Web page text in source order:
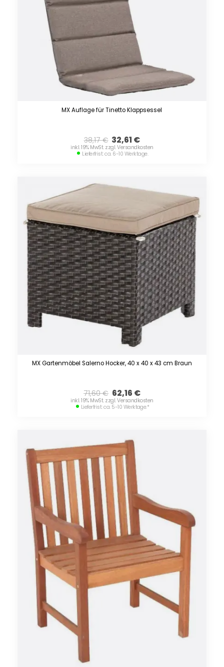
MX Auflage für Tinetto Klappsessel
38,17€ 32,61 €
inkl. 19% MwSt. zzgl. Versandkosten
Lieferfrist: ca. 6-10 Werktage.
MX Gartenmöbel Salerno Hocker, 40 x 40 x 43 cm Braun
71,60€ 62,16 €
inkl. 19% MwSt. zzgl. Versandkosten
Lieferfrist: ca. 5-10 Werktage.*